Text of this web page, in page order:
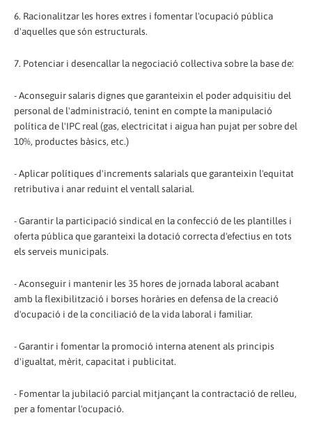
6. Racionalitzar les hores extres i fomentar l'ocupació pública
d'aquelles que són estructurals.
7. Potenciar i desencallar la negociació col·lectiva sobre la base de:
- Aconseguir salaris dignes que garanteixin el poder adquisitiu del
personal de l'administració, tenint en compte la manipulació
política de l'IPC real (gas, electricitat i aigua han pujat per sobre del
10%, productes bàsics, etc.)
- Aplicar polítiques d'increments salarials que garanteixin l'equitat
retributiva i anar reduint el ventall salarial.
- Garantir la participació sindical en la confecció de les plantilles i
oferta pública que garanteixi la dotació correcta d'efectius en tots
els serveis municipals.
- Aconseguir i mantenir les 35 hores de jornada laboral acabant
amb la flexibilització i borses horàries en defensa de la creació
d'ocupació i de la conciliació de la vida laboral i familiar.
- Garantir i fomentar la promoció interna atenent als principis
d'igualtat, mèrit, capacitat i publicitat.
- Fomentar la jubilació parcial mitjançant la contractació de relleu,
per a fomentar l'ocupació.